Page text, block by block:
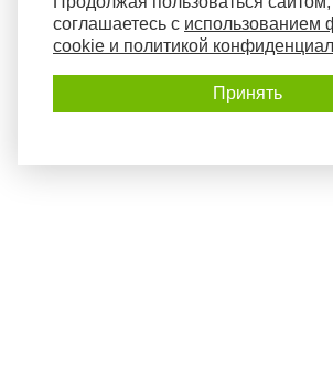
соглашаетесь с использованием
cookie и политикой
Принять